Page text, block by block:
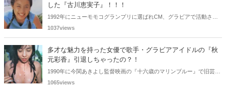
した『古川恵実子』！！！
1992年にニューモモコグランプリに選ばれCM、グラビアで活動され
ていた古川恵実子さん。2010年3月頃まではラジオDJを担当されてい
みました。
1037views
多才な魅力を持った女優で歌手・グラビアアイドルの『秋
元彩香』引退しちゃったの？！
1990年に今関あきよし監督映画の『十六歳のマリンブルー』で旧芸名
は古谷 玲香で主演デビューした秋元 彩香さん。映画やドラマ・歌手
1065views